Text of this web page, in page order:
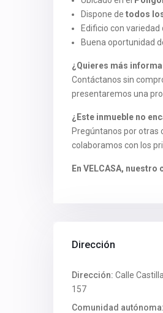
Dispone de todos
Edificio con
Buena oportunidad
¿Quieres más
Contáctanos sin
presentaremos una
¿Este inmueble no
Pregúntanos por otras
colaboramos con los
En VELCASA,
Dirección
Dirección: Calle
157
Comunidad autónoma: